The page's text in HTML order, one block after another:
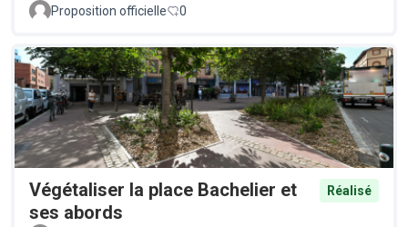
Proposition officielle 0
Végétaliser la place Bachelier et
ses abords
Réalisé